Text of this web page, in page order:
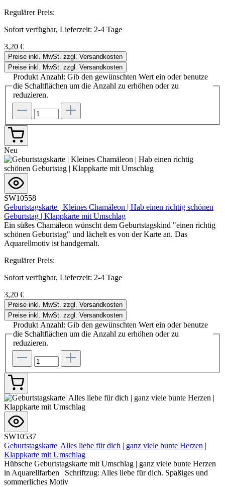
Regulärer Preis:
Sofort verfügbar, Lieferzeit: 2-4 Tage
3,20 €
Preise inkl. MwSt. zzgl. Versandkosten
Preise inkl. MwSt. zzgl. Versandkosten
Produkt Anzahl: Gib den gewünschten Wert ein oder benutze
die Schaltflächen um die Anzahl zu erhöhen oder zu
reduzieren.
Neu
SW10558
Geburtstagskarte | Kleines Chamäleon | Hab einen richtig schönen
Geburtstag | Klappkarte mit Umschlag
Ein süßes Chamäleon wünscht dem Geburtstagskind "einen richtig
schönen Geburtstag" und lächelt es von der Karte an. Das
Aquarellmotiv ist handgemalt.
Regulärer Preis:
Sofort verfügbar, Lieferzeit: 2-4 Tage
3,20 €
Preise inkl. MwSt. zzgl. Versandkosten
Preise inkl. MwSt. zzgl. Versandkosten
Produkt Anzahl: Gib den gewünschten Wert ein oder benutze
die Schaltflächen um die Anzahl zu erhöhen oder zu
reduzieren.
SW10537
Geburtstagskarte| Alles liebe für dich | ganz viele bunte Herzen |
Klappkarte mit Umschlag
Hübsche Geburtstagskarte mit Umschlag | ganz viele bunte Herzen
in Aquarellfarben | Schriftzug: Alles liebe für dich. Spaßiges und
sommerliches Motiv